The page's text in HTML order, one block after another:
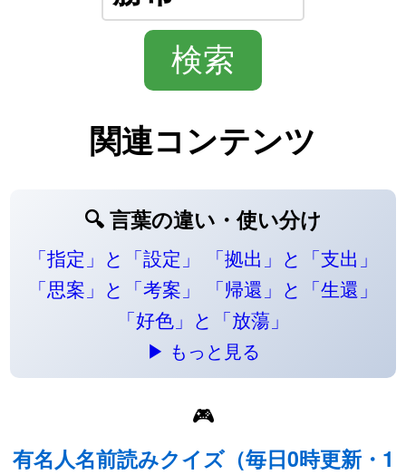
関連コンテンツ
🔍 言葉の違い・使い分け
「指定」と「設定」
「拠出」と「支出」
「思案」と「考案」
「帰還」と「生還」
「好色」と「放蕩」
▶ もっと見る
🎮
有名人名前読みクイズ（毎日0時更新・1